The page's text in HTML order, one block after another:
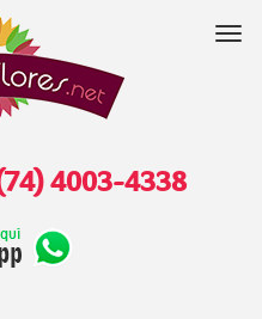
4003-4338